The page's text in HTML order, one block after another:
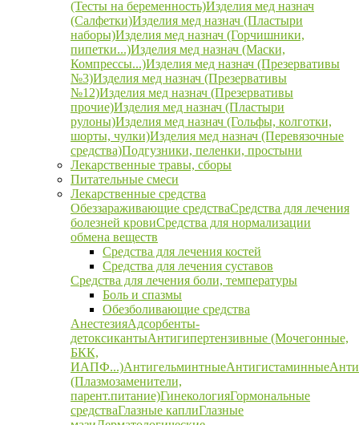
(Тесты на беременность)Изделия мед назнач
(Салфетки)Изделия мед назнач (Пластыри
наборы)Изделия мед назнач (Горчишники,
пипетки...)Изделия мед назнач (Маски,
Компрессы...)Изделия мед назнач (Презервативы
№3)Изделия мед назнач (Презервативы
№12)Изделия мед назнач (Презервативы
прочие)Изделия мед назнач (Пластыри
рулоны)Изделия мед назнач (Гольфы, колготки,
шорты, чулки)Изделия мед назнач (Перевязочные
средства)Подгузники, пеленки, простыни
Лекарственные травы, сборы
Питательные смеси
Лекарственные средства
Обеззараживающие средстваСредства для лечения
болезней кровиСредства для нормализации
обмена веществ
Средства для лечения костей
Средства для лечения суставов
Средства для лечения боли, температуры
Боль и спазмы
Обезболивающие средства
АнестезияАдсорбенты-
детоксикантыАнтигипертензивные (Мочегонные,
БКК,
ИАПФ...)АнтигельминтныеАнтигистаминные
(Плазмозаменители,
парент.питание)ГинекологияГормональные
средстваГлазные каплиГлазные